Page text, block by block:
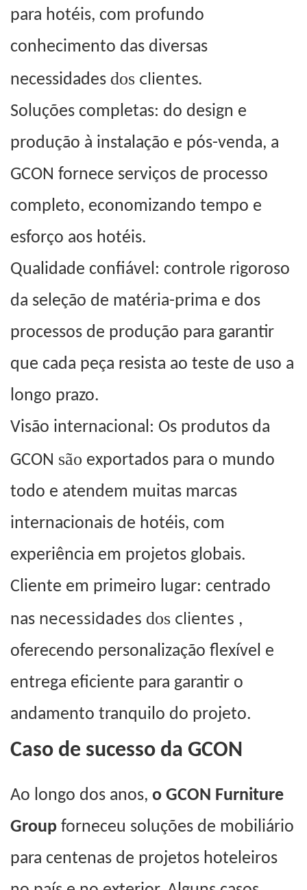
para hotéis, com profundo
conhecimento das diversas
necessidades dos clientes.
Soluções completas: do design e
produção à instalação e pós-venda, a
GCON fornece serviços de processo
completo, economizando tempo e
esforço aos hotéis.
Qualidade confiável: controle rigoroso
da seleção de matéria-prima e dos
processos de produção para garantir
que cada peça resista ao teste de uso a
longo prazo.
Visão internacional: Os produtos da
GCON são exportados para o mundo
todo e atendem muitas marcas
internacionais de hotéis, com
experiência em projetos globais.
Cliente em primeiro lugar: centrado
nas necessidades dos clientes ,
oferecendo personalização flexível e
entrega eficiente para garantir o
andamento tranquilo do projeto.
Caso de sucesso da GCON
Ao longo dos anos, o GCON Furniture
Group forneceu soluções de mobiliário
para centenas de projetos hoteleiros